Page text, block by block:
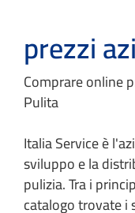
prezzi
Comprare online
Pulita
Italia Service è
sviluppo e la
pulizia. Tra i
catalogo trovate i